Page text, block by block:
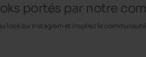
portés par notre
look sur Instagram et inspirez la